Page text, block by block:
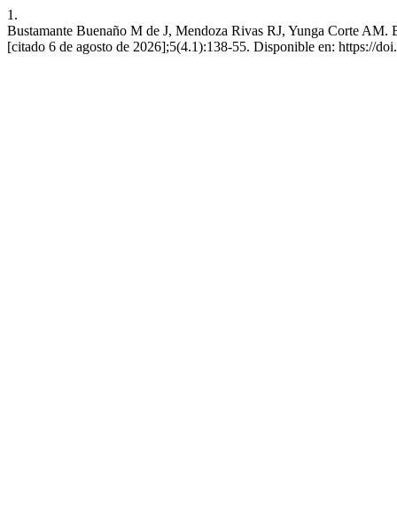
1.
Bustamante Buenaño M de J, Mendoza Rivas RJ, Yunga Corte
[citado 6 de agosto de 2026];5(4.1):138-55. Disponible en: https://